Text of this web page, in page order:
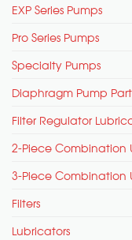
EXP Series Pumps
Pro Series Pumps
Specialty Pumps
Diaphragm Pump
Filter Regulator
2-Piece Combination
3-Piece Combination
Filters
Lubricators